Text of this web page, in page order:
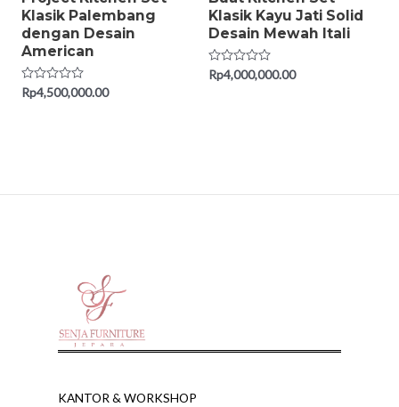
Klasik Palembang
dengan Desain
American
Rated
Rp4,500,000.00
Klasik Kayu Jati Solid
Desain Mewah Itali
Rated
Rp4,000,000.00
KANTOR & WORKSHOP